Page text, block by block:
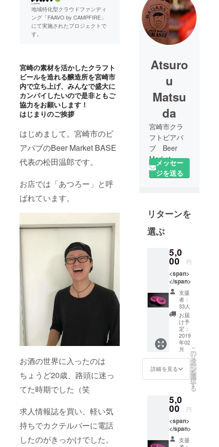
地域特化型クラウドファンディ
ング「FAAVO by CAMPFIRE」
にて実施されたプロジェクトで
す。
宮崎の素材を活かしたクラフト
ビールを造れる醸造所を宮崎市
内で立ち上げ、みんなで盛大に
カンパイしたいので是非ともご
協力をお願いします！
はじまりのご挨拶
はじめまして。宮崎市のビ
アパブのBeer Market BASE
代表の松田温郎です。
お店では「あつろー」と呼
ばれています。
お酒の世界に入ったのは
ちょうど20歳、路頭に迷っ
てた時期でした（笑
求人情報誌を買い、軽い気
持ちでカクテルバーに電話
したのがきっかけでした。
Atsuro
u
Matsu
da
宮崎市クラ
フトビアパ
ブ Beer
Market
BASE
宮崎市マイ
M・B
マッドでサ
ダンクな
ビールを紹
介します。
メッセー
ジを送る
リターンを
選ぶ
5,0
00 円
<span>
</span>
支援
者：
33人
お届
け予
定：
2019
年02
月
詳細を見る
こ
の
リ
タ
ー
ン
を
選
択
す
る
5,0
00 円
<span>
</span>
支援